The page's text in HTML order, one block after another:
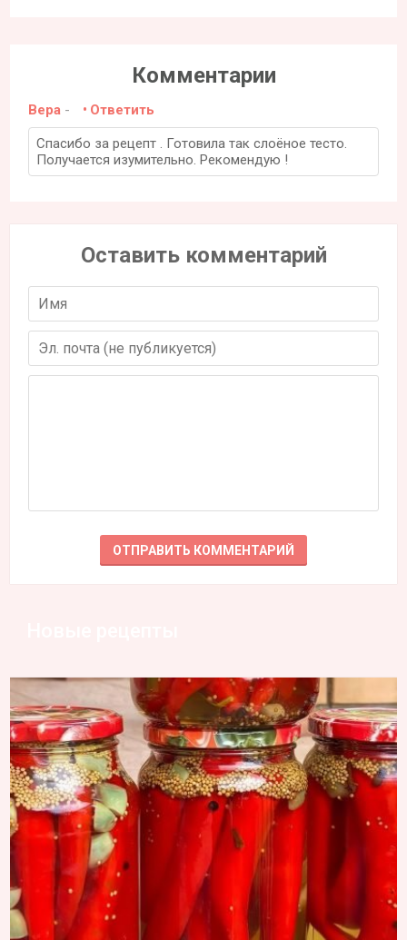
Комментарии
Вера - Ответить
Спасибо за рецепт . Готовила так слоёное тесто.
Получается изумительно. Рекомендую !
Оставить комментарий